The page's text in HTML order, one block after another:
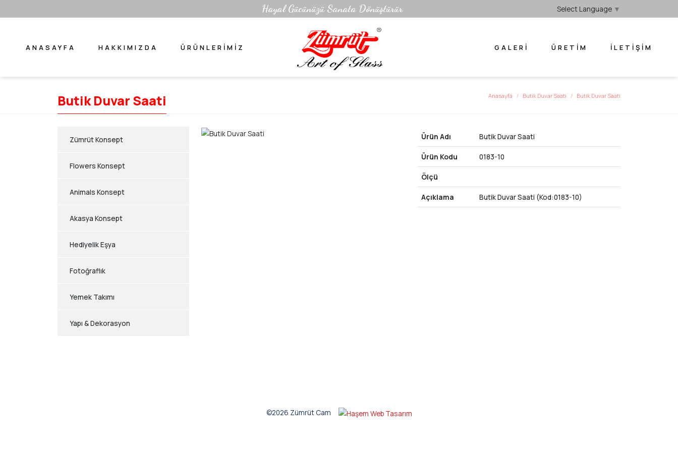
Hayal Gücünüzü Sanata Dönüştürür Select Language ▼
ANASAYFA HAKKIMIZDA ÜRÜNLERIMIZ GALERI ÜRETIM İLETIŞIM
Butik Duvar Saati Anasayfa Butik Duvar Saati Butik Duvar Saati
Zümrüt Konsept
Flowers Konsept
Animals Konsept
Akasya Konsept
Hediyelik Eşya
Fotoğraflık
Yemek Takımı
Yapı & Dekorasyon
Ürün Adı Butik Duvar Saati
Ürün Kodu 0183-10
Ölçü
Açıklama Butik Duvar Saati (Kod:0183-10)
©2026 Zümrüt Cam